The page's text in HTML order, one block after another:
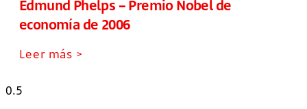
Edmund Phelps – Premio Nobel de
economía de 2006
Leer más >